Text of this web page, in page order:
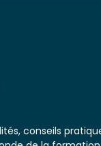
conseils
de la